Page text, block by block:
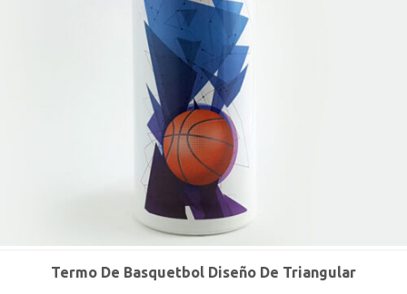
Termo De Basquetbol Diseño De Triangular